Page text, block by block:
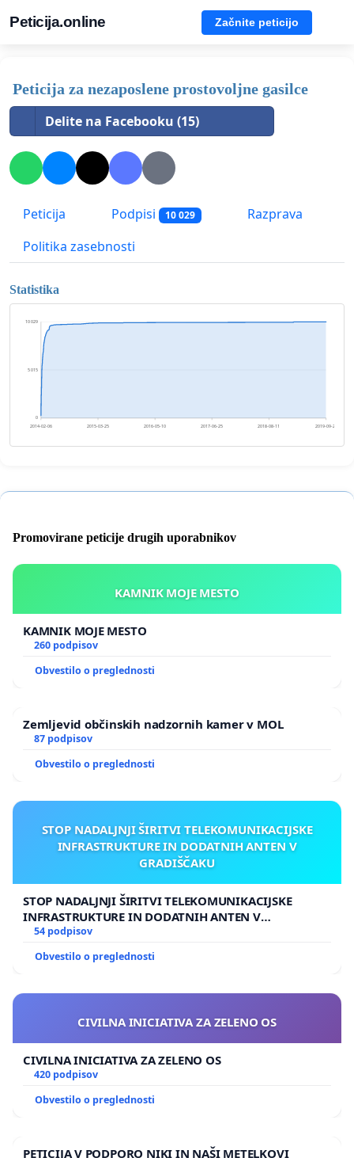
Peticija.online Začnite peticijo
Peticija za nezaposlene prostovoljne gasilce
Delite na Facebooku (15)
Peticija Podpisi 10 029
Razprava
Politika zasebnosti
Statistika
0
5 015
10 029
2014-02-06 2015-03-25 2016-05-10 2017-06-25 2018-08-11 2019-09-27
Promovirane peticije drugih uporabnikov
KAMNIK MOJE MESTO
KAMNIK MOJE MESTO
260 podpisov
Obvestilo o preglednosti
Zemljevid občinskih nadzornih kamer v MOL
87 podpisov
Obvestilo o preglednosti
STOP NADALJNJI ŠIRITVI TELEKOMUNIKACIJSKE
INFRASTRUKTURE IN DODATNIH ANTEN V
GRADIŠČAKU
STOP NADALJNJI ŠIRITVI TELEKOMUNIKACIJSKE
INFRASTRUKTURE IN DODATNIH ANTEN V
GRADIŠČAKU
54 podpisov
Obvestilo o preglednosti
CIVILNA INICIATIVA ZA ZELENO OS
CIVILNA INICIATIVA ZA ZELENO OS
420 podpisov
Obvestilo o preglednosti
PETICIJA V PODPORO NIKI IN NAŠI METELKOVI